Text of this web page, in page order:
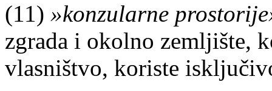
(11) »konzularne
zgrada i okolno zemljište,
vlasništvo, koriste